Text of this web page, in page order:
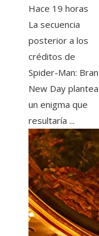
Hace 19 horas
La secuencia
posterior a los
créditos de
Spider-Man:
New Day plantea
un enigma que
resultaría ...